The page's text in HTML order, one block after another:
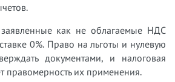
как не облагаемые НДС
0%. Право на льготы и нулевую
документами, и налоговая
правомерность их применения.